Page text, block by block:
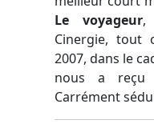
Le voyageur,
Cinergie, tout
2007, dans le
nous a reçu
Carrément